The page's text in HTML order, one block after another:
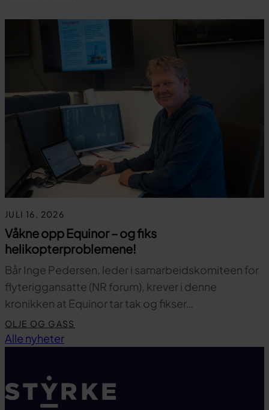
JULI 16, 2026
Våkne opp Equinor – og fiks
helikopterproblemene!
Bår Inge Pedersen, leder i samarbeidskomiteen for
flyteriggansatte (NR forum), krever i denne
kronikken at Equinor tar tak og fikser…
OLJE OG GASS
Alle nyheter